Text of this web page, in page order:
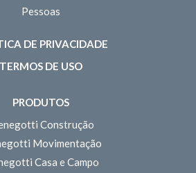
Pessoas
DE PRIVACIDADE
TERMOS DE USO
PRODUTOS
Construção
Movimentação
Casa e Campo